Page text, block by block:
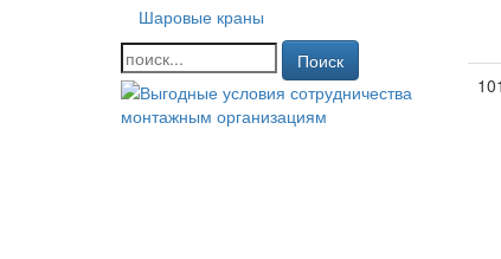
Шаровые краны
Поиск